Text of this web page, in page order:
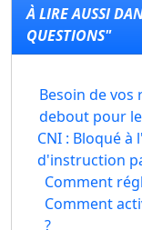
À LIRE AUSSI
QUESTIONS"
Besoin de vos
debout pour
CNI : Bloqué
d'instruction
Comment
Comment
?